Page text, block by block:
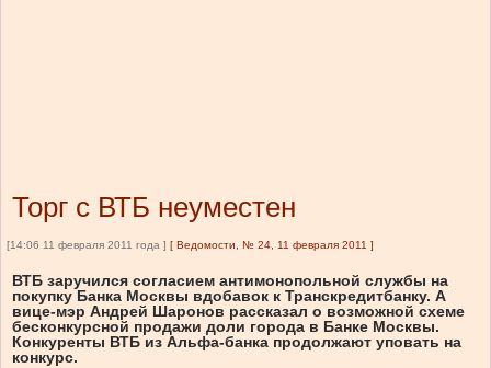
Торг с ВТБ неуместен
[14:06 11 февраля 2011 года ] [ Ведомости, № 24, 11 февраля 2011 ]
ВТБ заручился согласием антимонопольной службы на
покупку Банка Москвы вдобавок к Транскредитбанку. А
вице-мэр Андрей Шаронов рассказал о возможной схеме
бесконкурсной продажи доли города в Банке Москвы.
Конкуренты ВТБ из Альфа-банка продолжают уповать на
конкурс.